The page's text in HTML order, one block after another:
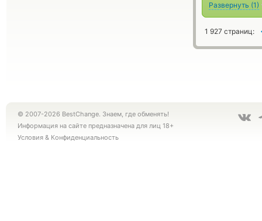
Развернуть (1)
1 927 страниц:
© 2007-2026 BestChange. Знаем, где обменять!
Информация на сайте предназначена для лиц 18+
Условия & Конфиденциальность